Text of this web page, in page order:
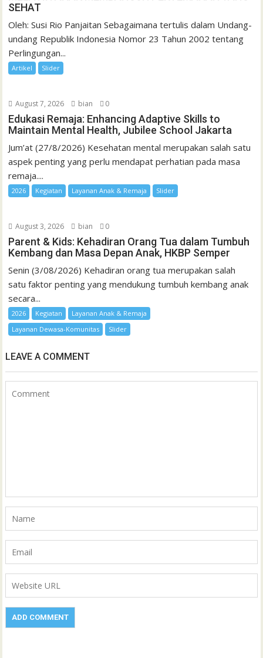
SEHAT
Oleh: Susi Rio Panjaitan Sebagaimana tertulis dalam Undang-
undang Republik Indonesia Nomor 23 Tahun 2002 tentang
Perlingungan...
Artikel Slider
August 7, 2026 bian 0
Edukasi Remaja: Enhancing Adaptive Skills to
Maintain Mental Health, Jubilee School Jakarta
Jum’at (27/8/2026) Kesehatan mental merupakan salah satu
aspek penting yang perlu mendapat perhatian pada masa
remaja....
2026 Kegiatan Layanan Anak & Remaja Slider
August 3, 2026 bian 0
Parent & Kids: Kehadiran Orang Tua dalam Tumbuh
Kembang dan Masa Depan Anak, HKBP Semper
Senin (3/08/2026) Kehadiran orang tua merupakan salah
satu faktor penting yang mendukung tumbuh kembang anak
secara...
2026 Kegiatan
Layanan Anak & Remaja
Layanan Dewasa-Komunitas
Slider
LEAVE A COMMENT